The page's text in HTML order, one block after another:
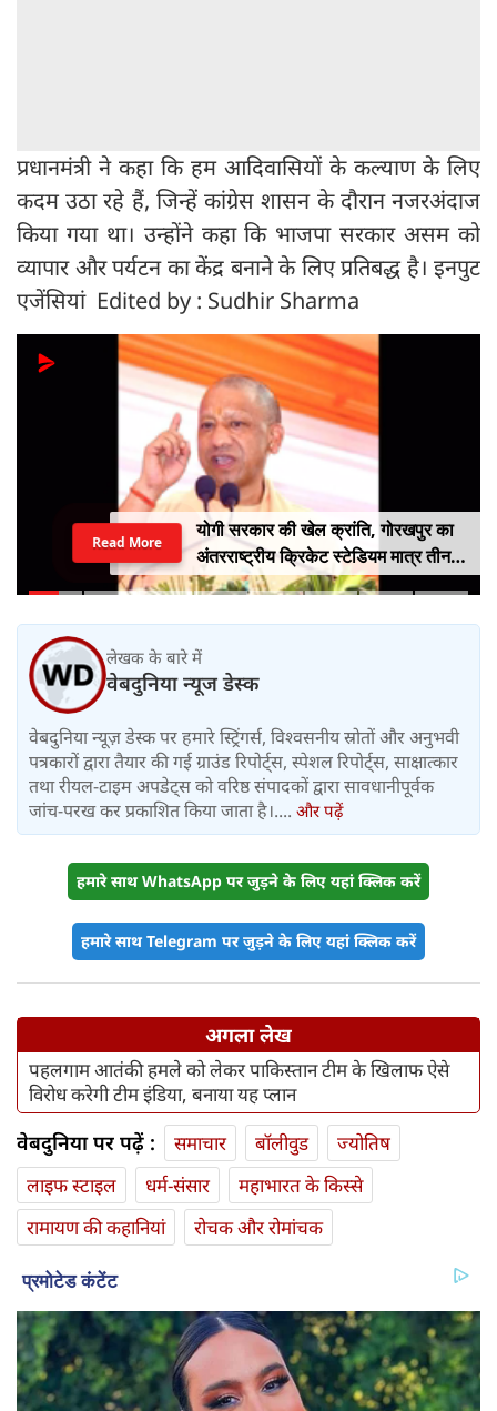
प्रधानमंत्री ने कहा कि हम आदिवासियों के कल्याण के लिए
कदम उठा रहे हैं, जिन्हें कांग्रेस शासन के दौरान नजरअंदाज
किया गया था। उन्होंने कहा कि भाजपा सरकार असम को
व्यापार और पर्यटन का केंद्र बनाने के लिए प्रतिबद्ध है। इनपुट
एजेंसियां Edited by : Sudhir Sharma
योगी सरकार की खेल क्रांति, गोरखपुर का
अंतरराष्ट्रीय क्रिकेट स्टेडियम मात्र तीन
महीने में लगभग 20% तैयार
Read More
लेखक के बारे में
वेबदुनिया न्यूज डेस्क
वेबदुनिया न्यूज़ डेस्क पर हमारे स्ट्रिंगर्स, विश्वसनीय स्रोतों और अनुभवी
पत्रकारों द्वारा तैयार की गई ग्राउंड रिपोर्ट्स, स्पेशल रिपोर्ट्स, साक्षात्कार
तथा रीयल-टाइम अपडेट्स को वरिष्ठ संपादकों द्वारा सावधानीपूर्वक
जांच-परख कर प्रकाशित किया जाता है।.... और पढ़ें
हमारे साथ WhatsApp पर जुड़ने के लिए यहां क्लिक करें
हमारे साथ Telegram पर जुड़ने के लिए यहां क्लिक करें
अगला लेख
पहलगाम आतंकी हमले को लेकर पाकिस्तान टीम के खिलाफ ऐसे
विरोध करेगी टीम इंडिया, बनाया यह प्लान
वेबदुनिया पर पढ़ें : समाचार बॉलीवुड
ज्योतिष
लाइफ स्‍टाइल
धर्म-संसार
महाभारत के किस्से
रामायण की कहानियां
रोचक और रोमांचक